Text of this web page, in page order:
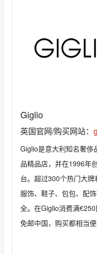
Giglio
英国官网/购买网站：
Giglio是意大利知名奢侈
品精品店，并在1996年
台。超过300个热门大
服饰、鞋子、包包、配
全。在Giglio消费满
免邮中国，购买都相当